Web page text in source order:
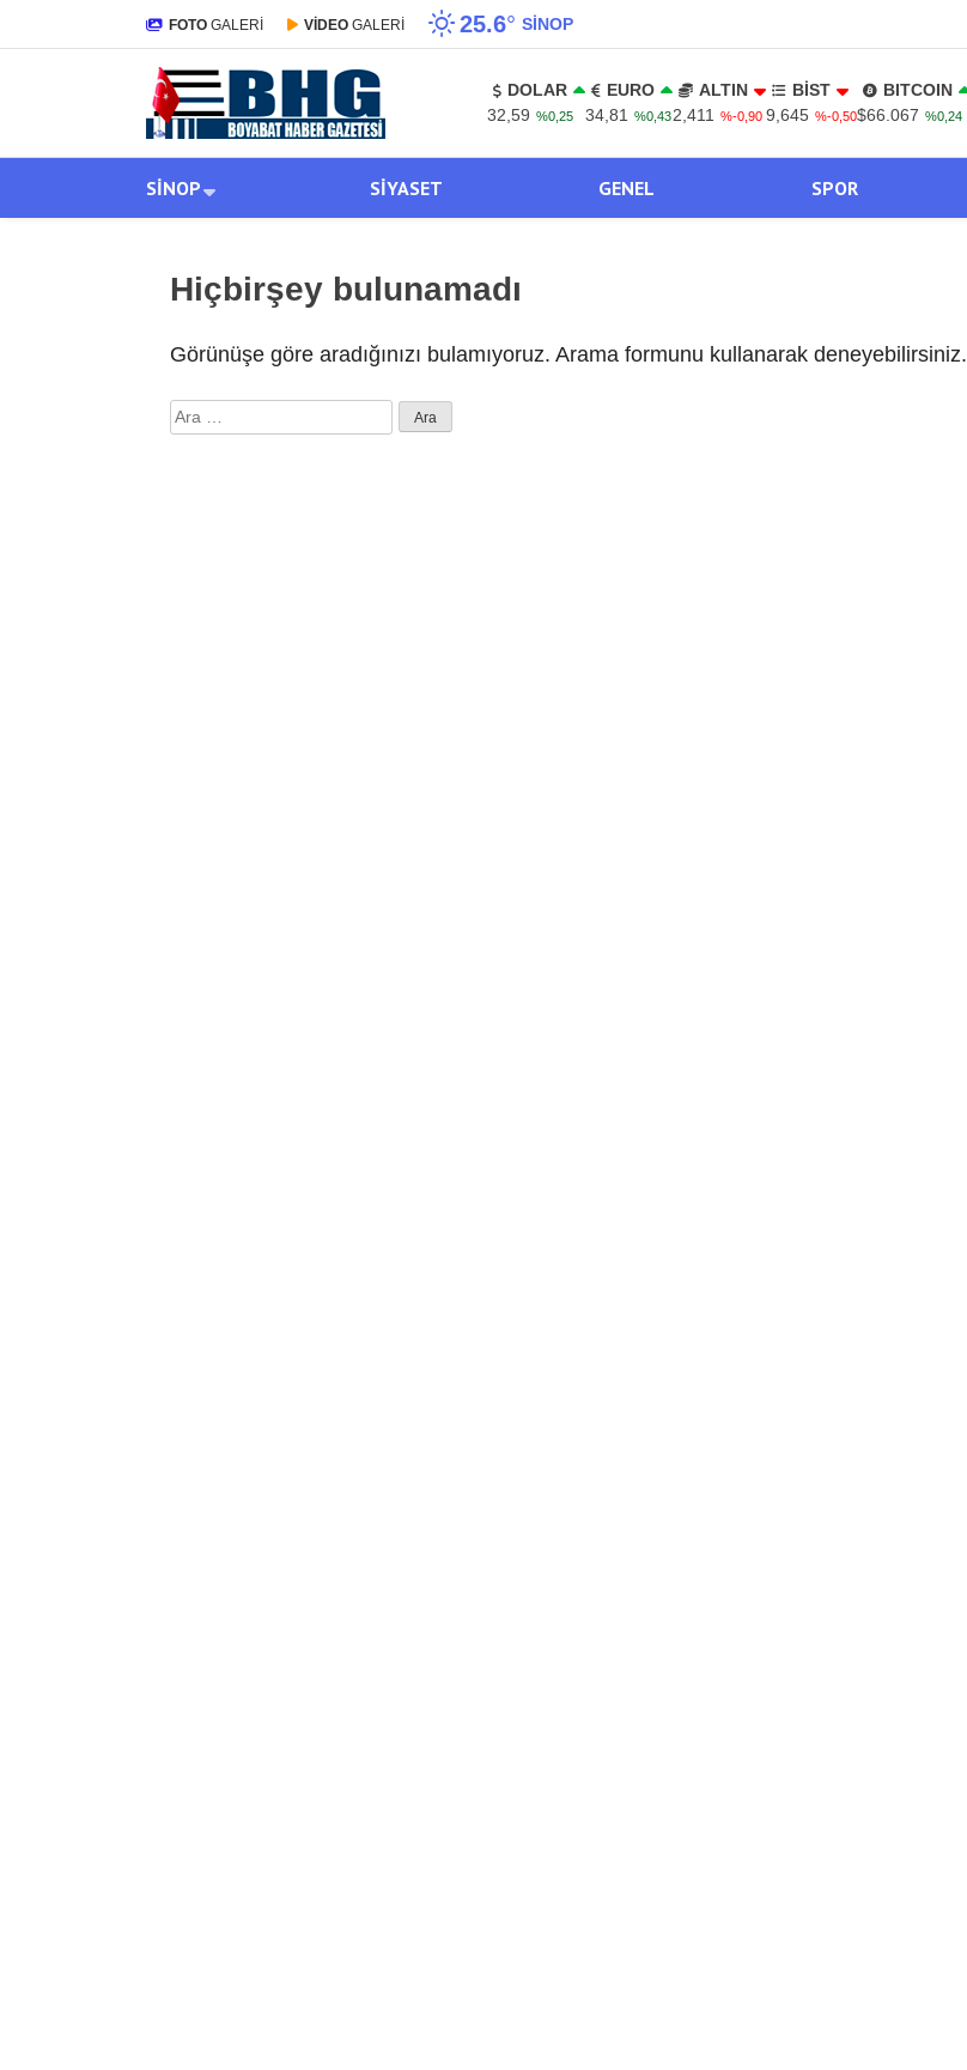
FOTO GALERİ VİDEO GALERİ 25.6° SINOP
DOLAR
32,59 %0,25
EURO
34,81
%0,43
ALTIN
2,411
%-0,90
BİST
9,645 %-0,50
BITCOIN
$66.067 %0,24
SINOP SIYASET GENEL SPOR
Hiçbirşey bulunamadı
Görünüşe göre aradığınızı bulamıyoruz. Arama formunu kullanarak deneyebilirsiniz.
Arama: